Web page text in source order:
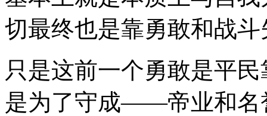
切最终也是靠勇敢和战
只是这前一个勇敢是平
是为了守成——帝业和名